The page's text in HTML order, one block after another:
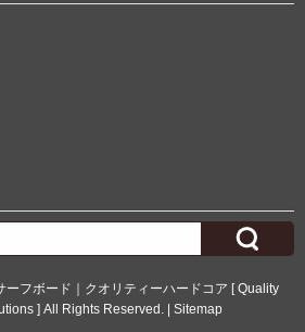
ーフボード｜クオリティーハードコア [ Quality
] All Rights Reserved. | Sitemap